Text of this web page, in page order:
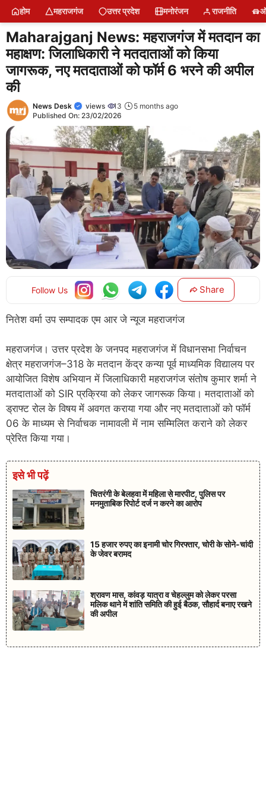
Skip
content
होम महराजगंज उत्तर प्रदेश मनोरंजन राजनीति
Maharajganj News: महराजगंज में मतदान का
महाक्षण: जिलाधिकारी ने मतदाताओं को किया
जागरूक, नए मतदाताओं को फॉर्म 6 भरने की अपील
की
News Desk views 13
5 months ago
Published On: 23/02/2026
Follow Us Share
नितेश वर्मा उप सम्पादक एम आर जे न्यूज महराजगंज
महराजगंज। उत्तर प्रदेश के जनपद महराजगंज में विधानसभा निर्वाचन
क्षेत्र महराजगंज–318 के मतदान केंद्र कन्या पूर्व माध्यमिक विद्यालय पर
आयोजित विशेष अभियान में जिलाधिकारी महराजगंज संतोष कुमार शर्मा ने
मतदाताओं को SIR प्रक्रिया को लेकर जागरूक किया। मतदाताओं को
ड्राफ्ट रोल के विषय में अवगत कराया गया और नए मतदाताओं को फॉर्म
06 के माध्यम से निर्वाचक नामावली में नाम सम्मिलित कराने को लेकर
प्रेरित किया गया।
इसे भी पढ़ें
चितरंगी के बेलहवा में महिला से मारपीट, पुलिस पर
मनमुताबिक रिपोर्ट दर्ज न करने का आरोप
15 हजार रुपए का इनामी चोर गिरफ्तार, चोरी के सोने-चांदी
के जेवर बरामद
श्रावण मास, कांवड़ यात्रा व चेहल्लुम को लेकर परसा
मलिक थाने में शांति समिति की हुई बैठक, सौहार्द बनाए रखने
की अपील